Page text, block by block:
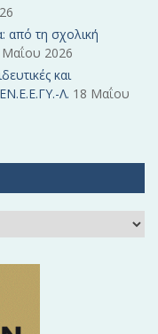
από τη σχολική
Μαΐου 2026
και
Λ. 18 Μαΐου